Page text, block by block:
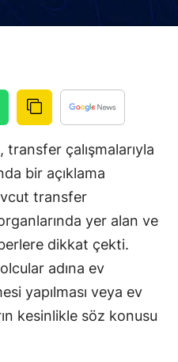
Bursa
Çankırı
Çorum
Denizli
Edirne
Erzincan
Erzurum
çalışmalarıyla
bir açıklama
transfer
yer alan ve
dikkat çekti.
adına ev
yapılması veya ev
kesinlikle söz konusu